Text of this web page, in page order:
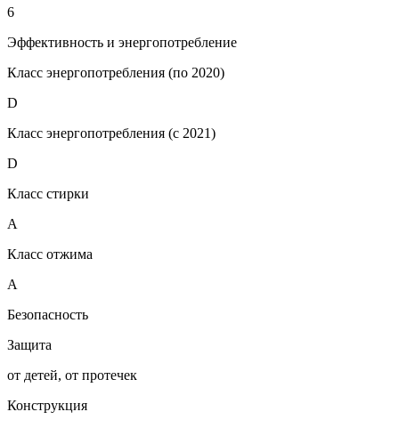
6
Эффективность и энергопотребление
Класс энергопотребления (по 2020)
D
Класс энергопотребления (с 2021)
D
Класс стирки
A
Класс отжима
A
Безопасность
Защита
от детей, от протечек
Конструкция